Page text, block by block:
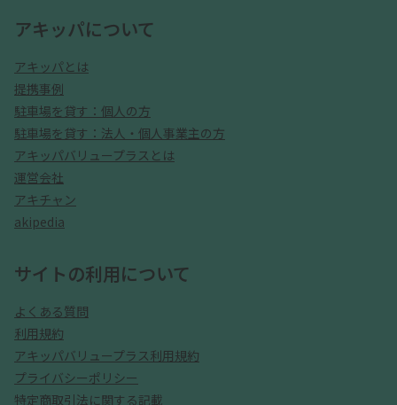
アキッパについて
アキッパとは
提携事例
駐車場を貸す：個人の方
駐車場を貸す：法人・個人事業主の方
アキッパバリュープラスとは
運営会社
アキチャン
akipedia
サイトの利用について
よくある質問
利用規約
アキッパバリュープラス利用規約
プライバシーポリシー
特定商取引法に関する記載